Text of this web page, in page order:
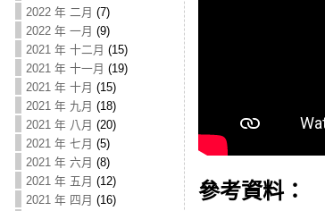
2022 年 二月 (7)
2022 年 一月 (9)
2021 年 十二月 (15)
2021 年 十一月 (19)
2021 年 十月 (15)
2021 年 九月 (18)
2021 年 八月 (20)
2021 年 七月 (5)
2021 年 六月 (8)
2021 年 五月 (12)
2021 年 四月 (16)
參考資料：